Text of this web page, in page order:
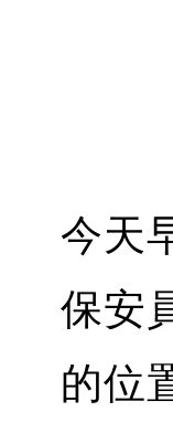
今天
保安
的位